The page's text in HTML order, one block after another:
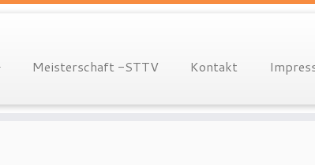
Meisterschaft -STTV Kontakt